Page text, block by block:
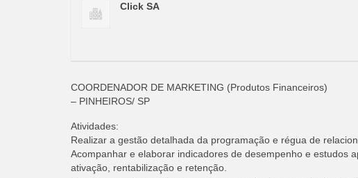
Click SA
COORDENADOR DE MARKETING (Produtos Financeiros)
– PINHEIROS/ SP
Atividades:
Realizar a gestão detalhada da programação e régua de
Acompanhar e elaborar indicadores de desempenho e estudos
ativação, rentabilização e retenção.